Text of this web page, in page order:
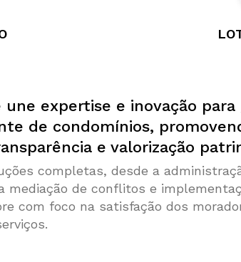
une expertise e inovação
de condomínios,
e valorização
completas, desde a
mediação de conflitos e
com foco na satisfação dos